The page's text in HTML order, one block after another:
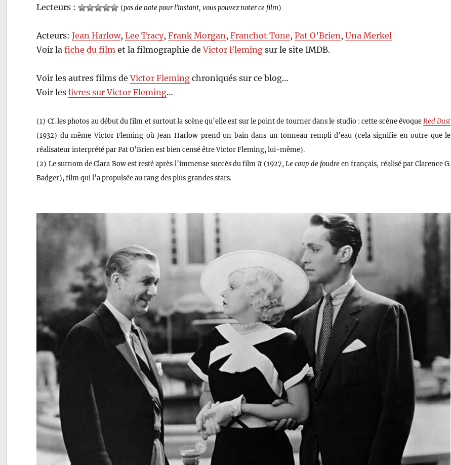
Lecteurs : (pas de note pour l'instant, vous pouvez noter ce film)
Acteurs:Jean Harlow,Lee Tracy,Frank Morgan ,Franchot Tone,Pat O’Brien ,Una Merkel
Voir lafiche du film et la filmographie deVictor Fleming sur le site IMDB.
Voir les autres films deVictor Fleming chroniqués sur ce blog…
Voir leslivres sur Victor Fleming…
(1) Cf. les photos au début du film et surtout la scène qu’elle est sur le point de tourner dans le studio : cette scène évoque Red Dust
(1932) du même Victor Fleming où Jean Harlow prend un bain dans un tonneau rempli d’eau (cela signifie en outre que le
réalisateur interprété par Pat O’Brien est bien censé être Victor Fleming, lui-même).
(2) Le surnom de Clara Bow est resté après l’immense succès du film It(1927, Le coup de foudreen français, réalisé par Clarence G.
Badger), film qui l’a propulsée au rang des plus grandes stars.